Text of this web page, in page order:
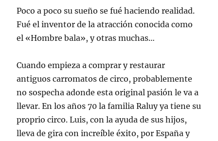
Poco a poco su sueño se fué haciendo realidad.
Fué el inventor de la atracción conocida como
el «Hombre bala», y otras muchas…
Cuando empieza a comprar y restaurar
antiguos carromatos de circo, probablemente
no sospecha adonde esta original pasión le va a
llevar. En los años 70 la familia Raluy ya tiene su
proprio circo. Luis, con la ayuda de sus hijos,
lleva de gira con increíble éxito, por España y